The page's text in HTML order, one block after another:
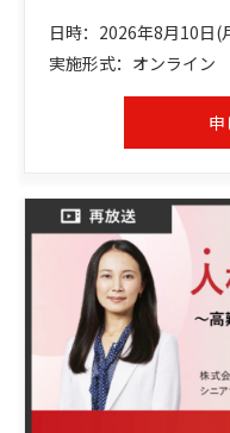
日時：2026年8月10日(
実施形式：オンライン
申